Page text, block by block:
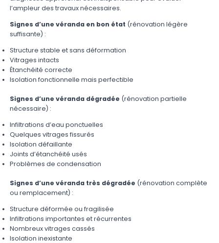
l’ampleur des travaux nécessaires.
Signes d’une véranda en bon état (rénovation légère
suffisante) :
Structure stable et sans déformation
Vitrages intacts
Étanchéité correcte
Isolation fonctionnelle mais perfectible
Signes d’une véranda dégradée (rénovation partielle
nécessaire) :
Infiltrations d’eau ponctuelles
Quelques vitrages fissurés
Isolation défaillante
Joints d’étanchéité usés
Problèmes de condensation
Signes d’une véranda très dégradée (rénovation complète
ou remplacement) :
Structure déformée ou fragilisée
Infiltrations importantes et récurrentes
Nombreux vitrages cassés
Isolation inexistante